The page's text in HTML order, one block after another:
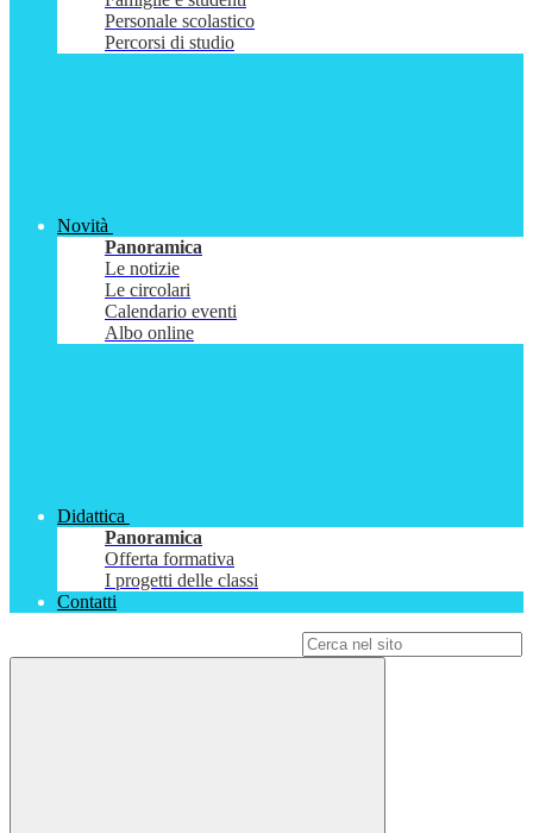
Personale scolastico
Percorsi di studio
Novità
Panoramica
Le notizie
Le circolari
Calendario eventi
Albo online
Didattica
Panoramica
Offerta formativa
I progetti delle classi
Contatti